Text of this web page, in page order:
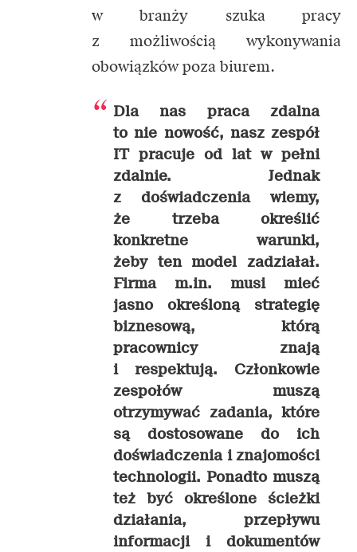
w branży szuka pracy
z możliwością wykonywania
obowiązków poza biurem.
Dla nas praca zdalna
to nie nowość, nasz zespół
IT pracuje od lat w pełni
zdalnie. Jednak
z doświadczenia wiemy,
że trzeba określić
konkretne warunki,
żeby ten model zadziałał.
Firma m.in. musi mieć
jasno określoną strategię
biznesową, którą
pracownicy znają
i respektują. Członkowie
zespołów muszą
otrzymywać zadania, które
są dostosowane do ich
doświadczenia i znajomości
technologii. Ponadto muszą
też być określone ścieżki
działania, przepływu
informacji i dokumentów